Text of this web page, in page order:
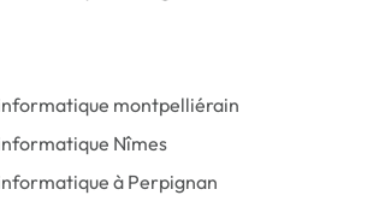
montpelliérain
Nîmes
à Perpignan